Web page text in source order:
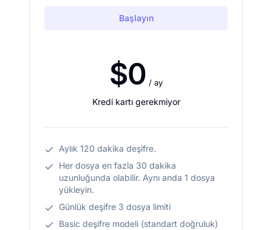
Başlayın
$0 / ay
Kredi kartı gerekmiyor
Aylık 120 dakika deşifre.
Her dosya en fazla 30 dakika
uzunluğunda olabilir. Aynı anda 1 dosya
yükleyin.
Günlük deşifre 3 dosya limiti
Basic deşifre modeli (standart doğruluk)